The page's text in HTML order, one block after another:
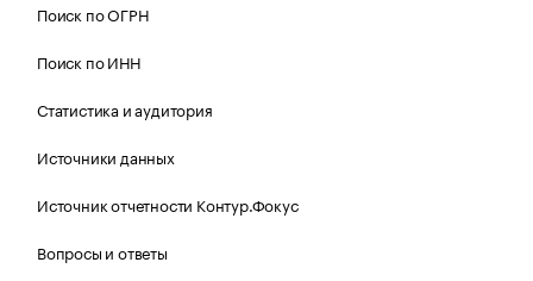
Поиск по ОГРН
Поиск по ИНН
Статистика и аудитория
Источники данных
Источник отчетности Контур.Фокус
Вопросы и ответы